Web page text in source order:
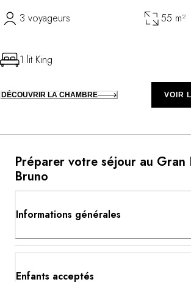
Préparer votre séjour au Gran
Bruno
Informations générales
Enfants acceptés
3 voyageurs 55 m²
1 lit King
DÉCOUVRIR LA CHAMBRE VOIR